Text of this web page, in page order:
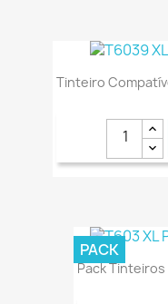
Tinteiro
Pack Tinteiros
PACK